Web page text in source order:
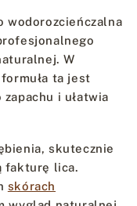
wodorozcieńczalna
W
ta jest
i ułatwia
skutecznie
fakturę lica.
skórach